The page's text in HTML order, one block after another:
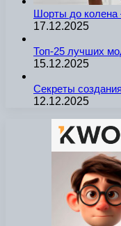
Шорты до колена
17.12.2025
Топ-25 лучших
15.12.2025
Секреты
12.12.2025